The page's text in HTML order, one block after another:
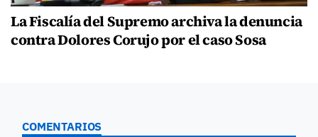
La Fiscalía del Supremo archiva la denuncia
contra Dolores Corujo por el caso Sosa
COMENTARIOS